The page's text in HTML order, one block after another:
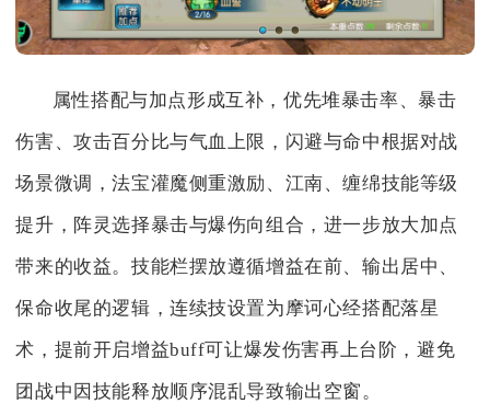
属性搭配与加点形成互补，优先堆暴击率、暴击
伤害、攻击百分比与气血上限，闪避与命中根据对战
场景微调，法宝灌魔侧重激励、江南、缠绵技能等级
提升，阵灵选择暴击与爆伤向组合，进一步放大加点
带来的收益。技能栏摆放遵循增益在前、输出居中、
保命收尾的逻辑，连续技设置为摩诃心经搭配落星
术，提前开启增益buff可让爆发伤害再上台阶，避免
团战中因技能释放顺序混乱导致输出空窗。